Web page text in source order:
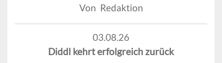
Von Redaktion
03.08.26
Diddl kehrt erfolgreich zurück